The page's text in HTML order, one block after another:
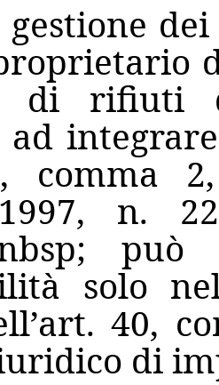
di
ad
comma
n.
può
solo
40,
di